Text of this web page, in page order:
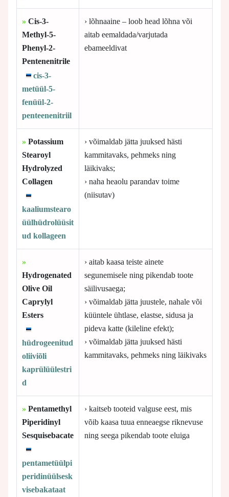
» Cis-3-
Methyl-5-
Phenyl-2-
Pentenenitrile
cis-3-
metüül-5-
fenüül-2-
penteenenitriil
› lõhnaaine – loob head lõhna või
aitab eemaldada/varjutada
ebameeldivat
» Potassium
Stearoyl
Hydrolyzed
Collagen
kaaliumstearo
üülhüdrolüüsit
ud kollageen
› võimaldab jätta juuksed hästi
kammitavaks, pehmeks ning
läikivaks;
› naha heaolu parandav toime
(niisutav)
»
Hydrogenated
Olive Oil
Caprylyl
Esters
hüdrogeenitud
oliiviõli
kaprülüülestri
d
› aitab kaasa teiste ainete
segunemisele ning pikendab toote
säilivusaega;
› võimaldab jätta juustele, nahale või
küüntele ühtlase, elastse, sidusa ja
pideva katte (kileline efekt);
› võimaldab jätta juuksed hästi
kammitavaks, pehmeks ning läikivaks
» Pentamethyl
Piperidinyl
Sesquisebacate
pentametüülpi
peridinüülsesk
visebakataat
› kaitseb tooteid valguse eest, mis
võib kaasa tuua enneaegse riknevuse
ning seega pikendab toote eluiga